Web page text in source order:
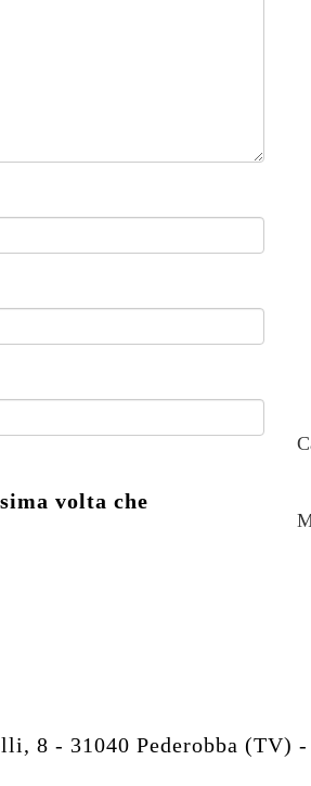
volta che
8 - 31040 Pederobba (TV)